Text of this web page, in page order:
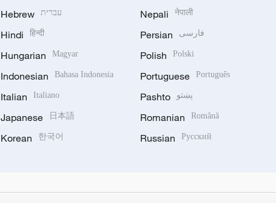
Hebrew עברית
Hindi हिन्दी
Hungarian Magyar
Indonesian Bahasa Indonesia
Italian Italiano
Japanese 日本語
Korean 한국어
Nepali नेपाली
Persian فارسی
Polish Polski
Portuguese Português
Pashto پښتو
Romanian Română
Russian Русский